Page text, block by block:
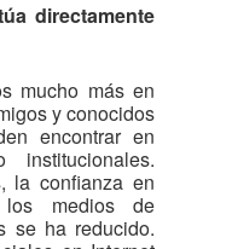
directamente
mucho más en
y conocidos
encontrar en
institucionales.
la confianza en
medios de
se ha reducido.